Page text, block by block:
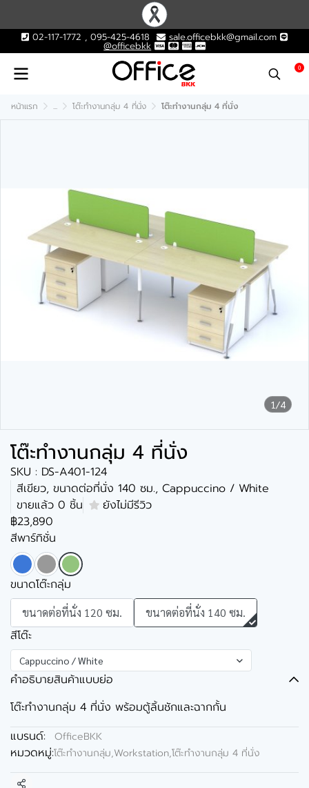
02-117-1772 , 095-425-4618 sale.officebkk@gmail.com
@officebkk
0
หน้าแรก ... โต๊ะทำงานกลุ่ม 4 ที่นั่ง โต๊ะทำงานกลุ่ม 4 ที่นั่ง
1/4
โต๊ะทำงานกลุ่ม 4 ที่นั่ง
SKU : DS-A401-124
สีเขียว, ขนาดต่อที่นั่ง 140 ซม., Cappuccino / White
ขายแล้ว 0 ชิ้น
ยังไม่มีรีวิว
฿23,890
สีพาร์ทิชั่น
ขนาดโต๊ะกลุ่ม
ขนาดต่อที่นั่ง 120 ซม. ขนาดต่อที่นั่ง 140 ซม.
สีโต๊ะ
Cappuccino / White
คำอธิบายสินค้าแบบย่อ
โต๊ะทำงานกลุ่ม 4 ที่นั่ง พร้อมตู้ลิ้นชักและฉากกั้น
แบรนด์:
OfficeBKK
หมวดหมู่:โต๊ะทำงานกลุ่ม,Workstation,โต๊ะทำงานกลุ่ม 4 ที่นั่ง